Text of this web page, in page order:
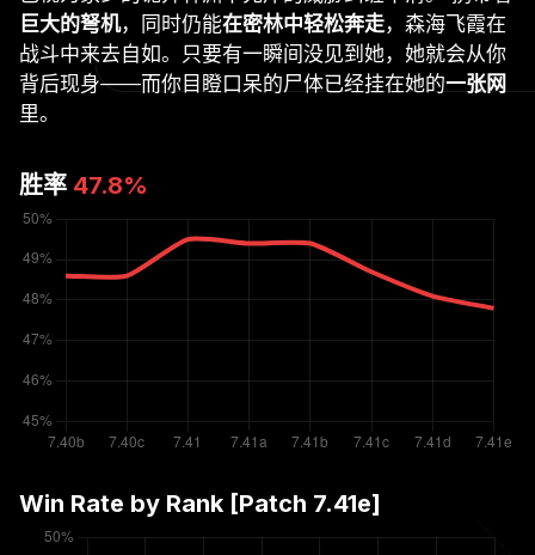
巨大的弩机，同时仍能在密林中轻松奔走，森海飞霞在
战斗中来去自如。只要有一瞬间没见到她，她就会从你
背后现身——而你目瞪口呆的尸体已经挂在她的一张网
里。
胜率 47.8%
Win Rate by Rank [Patch 7.41e]